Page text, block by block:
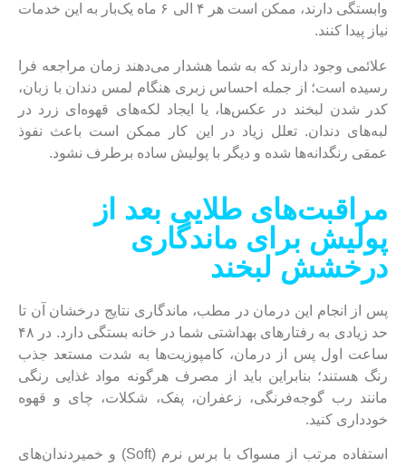
وابستگی دارند، ممکن است هر ۴ الی ۶ ماه یک‌بار به این خدمات
نیاز پیدا کنند.
علائمی وجود دارند که به شما هشدار می‌دهند زمان مراجعه فرا
رسیده است؛ از جمله احساس زبری هنگام لمس دندان با زبان،
کدر شدن لبخند در عکس‌ها، یا ایجاد لکه‌های قهوه‌ای زرد در
لبه‌های دندان. تعلل زیاد در این کار ممکن است باعث نفوذ
عمقی رنگدانه‌ها شده و دیگر با پولیش ساده برطرف نشود.
مراقبت‌های طلایی بعد از
پولیش برای ماندگاری
درخشش لبخند
پس از انجام این درمان در مطب، ماندگاری نتایج درخشان آن تا
حد زیادی به رفتارهای بهداشتی شما در خانه بستگی دارد. در ۴۸
ساعت اول پس از درمان، کامپوزیت‌ها به شدت مستعد جذب
رنگ هستند؛ بنابراین باید از مصرف هرگونه مواد غذایی رنگی
مانند رب گوجه‌فرنگی، زعفران، پفک، شکلات، چای و قهوه
خودداری کنید.
استفاده مرتب از مسواک با برس نرم (Soft) و خمیردندان‌های